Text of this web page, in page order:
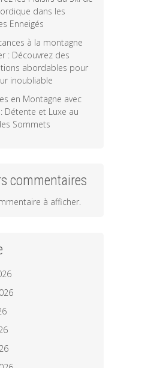
dans les
Enneigés
à la montagne
: Découvrez des
abordables pour
inoubliable
en Montagne avec
Détente et Luxe au
Sommets
commentaires
à afficher.